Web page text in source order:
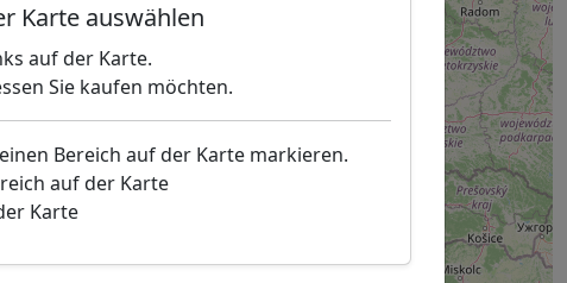
Karte auswählen
auf der Karte.
Sie kaufen möchten.
Bereich auf der Karte markieren.
auf der Karte
Karte